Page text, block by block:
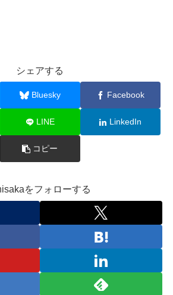
シェアする
Bluesky Facebook
LINE LinkedIn
コピー
をフォローする